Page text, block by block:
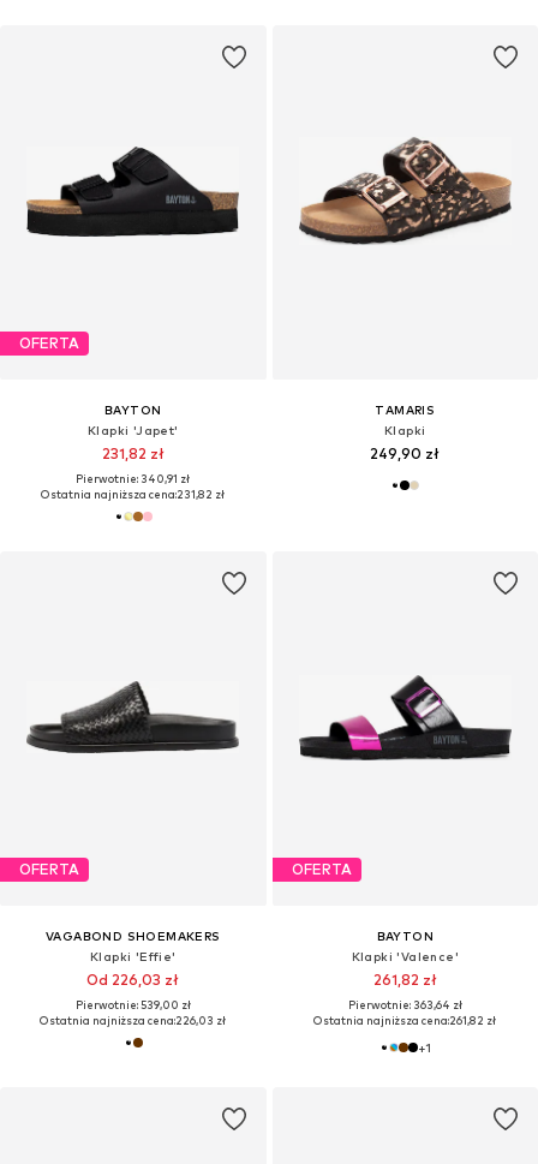
OFERTA
BAYTON
Klapki 'Japet'
231,82 zł
Pierwotnie: 340,91 zł
Ostatnia najniższa cena:231,82 zł
TAMARIS
Klapki
249,90 zł
OFERTA
VAGABOND SHOEMAKERS
Klapki 'Effie'
Od 226,03 zł
Pierwotnie: 539,00 zł
Ostatnia najniższa cena:226,03 zł
OFERTA
BAYTON
Klapki 'Valence'
261,82 zł
Pierwotnie: 363,64 zł
Ostatnia najniższa cena:261,82 zł
+1